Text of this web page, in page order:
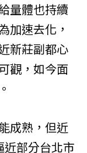
量體也持續
加速去化，
新莊副都心
觀，如今面
成熟，但近
部分台北市